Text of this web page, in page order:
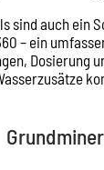
sind auch ein
– ein
Dosierung